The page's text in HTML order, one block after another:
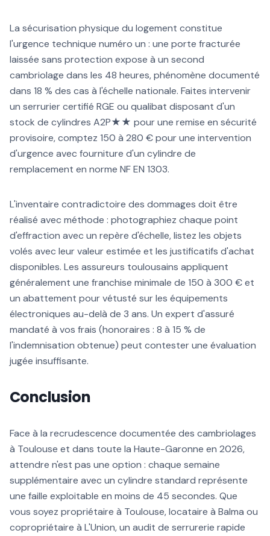
La sécurisation physique du logement constitue
l'urgence technique numéro un : une porte fracturée
laissée sans protection expose à un second
cambriolage dans les 48 heures, phénomène documenté
dans 18 % des cas à l'échelle nationale. Faites intervenir
un serrurier certifié RGE ou qualibat disposant d'un
stock de cylindres A2P★★ pour une remise en sécurité
provisoire, comptez 150 à 280 € pour une intervention
d'urgence avec fourniture d'un cylindre de
remplacement en norme NF EN 1303.
L'inventaire contradictoire des dommages doit être
réalisé avec méthode : photographiez chaque point
d'effraction avec un repère d'échelle, listez les objets
volés avec leur valeur estimée et les justificatifs d'achat
disponibles. Les assureurs toulousains appliquent
généralement une franchise minimale de 150 à 300 € et
un abattement pour vétusté sur les équipements
électroniques au-delà de 3 ans. Un expert d'assuré
mandaté à vos frais (honoraires : 8 à 15 % de
l'indemnisation obtenue) peut contester une évaluation
jugée insuffisante.
Conclusion
Face à la recrudescence documentée des cambriolages
à Toulouse et dans toute la Haute-Garonne en 2026,
attendre n'est pas une option : chaque semaine
supplémentaire avec un cylindre standard représente
une faille exploitable en moins de 45 secondes. Que
vous soyez propriétaire à Toulouse, locataire à Balma ou
copropriétaire à L'Union, un audit de serrurerie rapide